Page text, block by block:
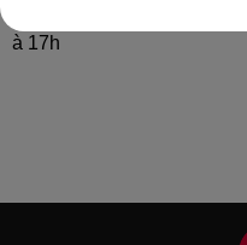
à 17h